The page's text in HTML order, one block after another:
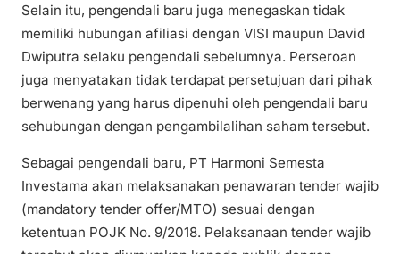
Selain itu, pengendali baru juga menegaskan tidak
memiliki hubungan afiliasi dengan VISI maupun David
Dwiputra selaku pengendali sebelumnya. Perseroan
juga menyatakan tidak terdapat persetujuan dari pihak
berwenang yang harus dipenuhi oleh pengendali baru
sehubungan dengan pengambilalihan saham tersebut.
Sebagai pengendali baru, PT Harmoni Semesta
Investama akan melaksanakan penawaran tender wajib
(mandatory tender offer/MTO) sesuai dengan
ketentuan POJK No. 9/2018. Pelaksanaan tender wajib